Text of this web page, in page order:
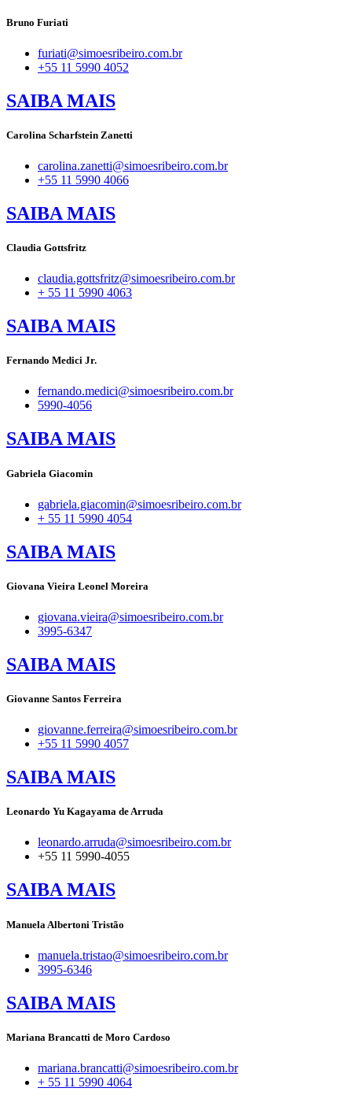
Bruno Furiati
furiati@simoesribeiro.com.br
+55 11 5990 4052
SAIBA MAIS
Carolina Scharfstein Zanetti
carolina.zanetti@simoesribeiro.com.br
+55 11 5990 4066
SAIBA MAIS
Claudia Gottsfritz
claudia.gottsfritz@simoesribeiro.com.br
+ 55 11 5990 4063
SAIBA MAIS
Fernando Medici Jr.
fernando.medici@simoesribeiro.com.br
5990-4056
SAIBA MAIS
Gabriela Giacomin
gabriela.giacomin@simoesribeiro.com.br
+ 55 11 5990 4054
SAIBA MAIS
Giovana Vieira Leonel Moreira
giovana.vieira@simoesribeiro.com.br
3995-6347
SAIBA MAIS
Giovanne Santos Ferreira
giovanne.ferreira@simoesribeiro.com.br
+55 11 5990 4057
SAIBA MAIS
Leonardo Yu Kagayama de Arruda
leonardo.arruda@simoesribeiro.com.br
+55 11 5990-4055
SAIBA MAIS
Manuela Albertoni Tristão
manuela.tristao@simoesribeiro.com.br
3995-6346
SAIBA MAIS
Mariana Brancatti de Moro Cardoso
mariana.brancatti@simoesribeiro.com.br
+ 55 11 5990 4064